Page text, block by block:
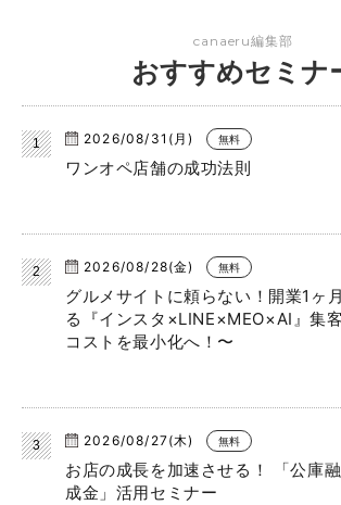
canaeru編集部
おすすめセミナ
2026/08/31(月) 無料
ワンオペ店舗の成功法則
2026/08/28(金) 無料
グルメサイトに頼らない！開業1ヶ
る『インスタ×LINE×MEO×AI』集
コストを最小化へ！〜
2026/08/27(木) 無料
お店の成長を加速させる！ 「公庫
成金」活用セミナー